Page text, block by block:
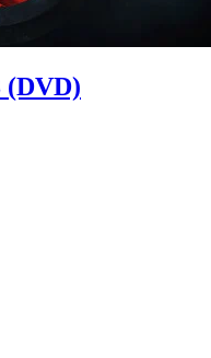
(DVD)